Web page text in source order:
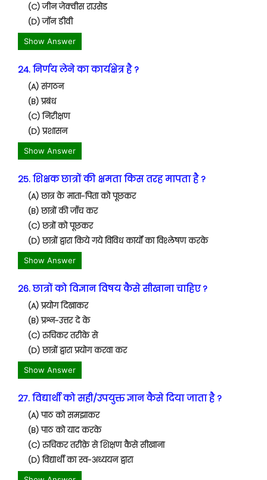
(C) जीन जेक्वीस राउसेड
(D) जॉन डीवी
Show Answer
24. निर्णय लेने का कार्यक्षेत्र है ?
(A) संगठन
(B) प्रबंध
(C) निरीक्षण
(D) प्रशासन
Show Answer
25. शिक्षक छात्रों की क्षमता किस तरह मापता है ?
(A) छात्र के माता-पिता को पूछकर
(B) छात्रों की जाँच कर
(C) छत्रों को पूछकर
(D) छात्रों द्वारा किये गये विविध कार्यों का विश्लेषण करके
Show Answer
26. छात्रों को विज्ञान विषय कैसे सीखाना चाहिए ?
(A) प्रयोग दिखाकर
(B) प्रश्न-उत्तर दे के
(C) रुचिकर तरीके से
(D) छात्रों द्वारा प्रयोग करवा कर
Show Answer
27. विद्यार्थी को सही/उपयुक्त ज्ञान कैसे दिया जाता है ?
(A) पाठ को समझाकर
(B) पाठ को याद करके
(C) रुचिकर तरीक़े से शिक्षण कैसे सीखाना
(D) विद्यार्थी का स्व-अध्ययन द्वारा